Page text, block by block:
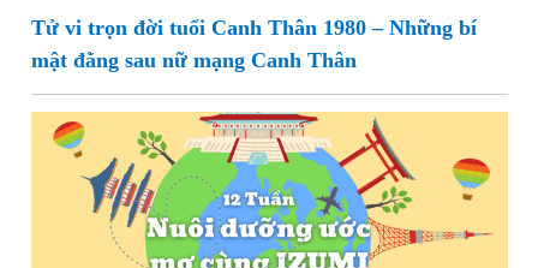
Tử vi trọn đời tuổi Canh Thân 1980 – Những bí
mật đằng sau nữ mạng Canh Thân